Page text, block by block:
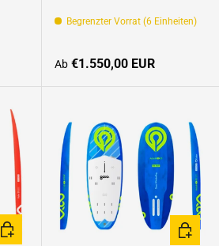
Begrenzter Vorrat (6 Einheiten)
Normaler Preis
Ab €1.550,00 EUR
OPTIONEN AUSWÄHLEN